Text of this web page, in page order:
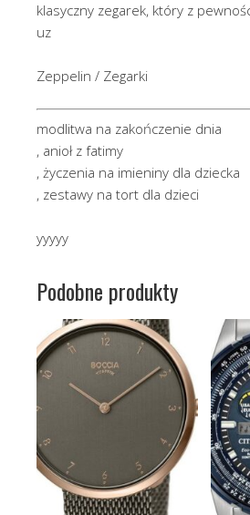
klasyczny zegarek, który z
uz
Zeppelin / Zegarki
modlitwa na zakończenie dnia
, anioł z fatimy
, życzenia na imieniny dla dziecka
, zestawy na tort dla dzieci
yyyyy
Podobne produkty